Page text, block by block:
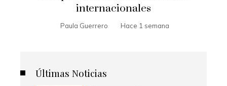
internacionales
Paula Guerrero Hace 1 semana
Últimas Noticias